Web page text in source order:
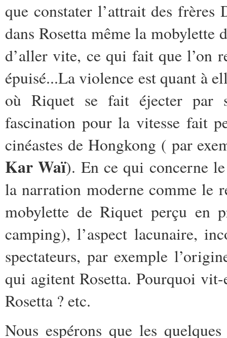
que constater l’attrait des frères
dans Rosetta même la mobylette
d’aller vite, ce qui fait que l’on
épuisé...La violence est quant à
où Riquet se fait éjecter par
fascination pour la vitesse fait
cinéastes de Hongkong ( par
Kar Waï). En ce qui concerne
la narration moderne comme le
mobylette de Riquet perçu en
camping), l’aspect lacunaire,
spectateurs, par exemple
qui agitent Rosetta. Pourquoi
Rosetta ? etc.
Nous espérons que les